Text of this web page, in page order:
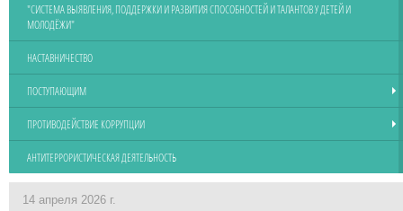
"СИСТЕМА ВЫЯВЛЕНИЯ, ПОДДЕРЖКИ И РАЗВИТИЯ СПОСОБНОСТЕЙ И ТАЛАНТОВ У ДЕТЕЙ И
МОЛОДЁЖИ"
НАСТАВНИЧЕСТВО
ПОСТУПАЮЩИМ
ПРОТИВОДЕЙСТВИЕ КОРРУПЦИИ
АНТИТЕРРОРИСТИЧЕСКАЯ ДЕЯТЕЛЬНОСТЬ
14 апреля 2026 г.